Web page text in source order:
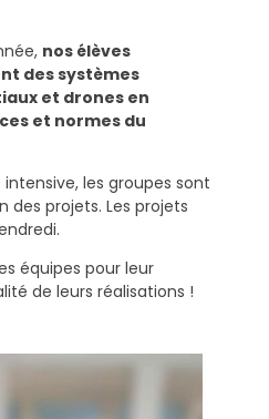
nos élèves
des systèmes
et drones en
et normes du
les groupes sont
des projets. Les projets
équipes pour leur
de leurs réalisations !